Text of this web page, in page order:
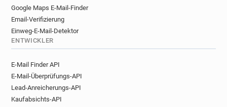
Google Maps E-Mail-Finder
Email-Verifizierung
Einweg-E-Mail-Detektor
ENTWICKLER
E-Mail Finder API
E-Mail-Überprüfungs-API
Lead-Anreicherungs-API
Kaufabsichts-API